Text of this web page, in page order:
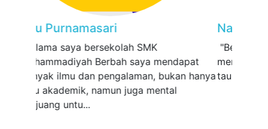
Nada Alfitriyana
"Berkat sekolah di smk berbah dan
mengambil jurusan tata busana, saya bisa
tau cara membuat baju dan lainnya"...